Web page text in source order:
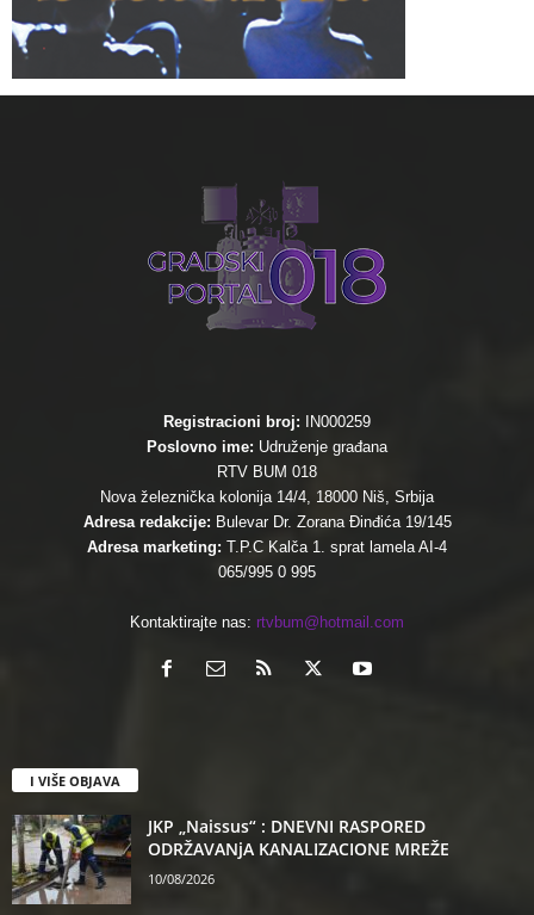
Registracioni broj: IN000259
Poslovno ime: Udruženje građana
RTV BUM 018
Nova železnička kolonija 14/4, 18000 Niš, Srbija
Adresa redakcije: Bulevar Dr. Zorana Đinđića 19/145
Adresa marketing: T.P.C Kalča 1. sprat lamela AI-4
065/995 0 995
Kontaktirajte nas: rtvbum@hotmail.com
I VIŠE OBJAVA
JKP „Naissus“ : DNEVNI RASPORED
ODRŽAVANjA KANALIZACIONE MREŽE
10/08/2026